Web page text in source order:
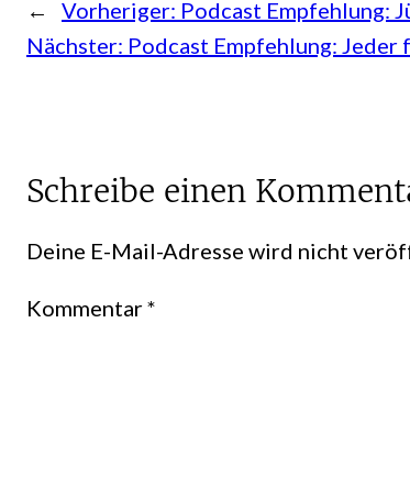
← Vorheriger: Podcast Empfehlung:
Nächster: Podcast Empfehlung:
Schreibe einen
Deine E-Mail-Adresse wird nicht
Kommentar*